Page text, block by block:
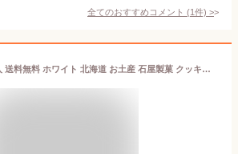
全てのおすすめコメント (1件) >
白い恋人 24枚入 送料無料 ホワイト 北海道 お土産 石屋製菓 クッキー ラングドシャ チョコ ギフト 贈り物 プレゼント お返し 祝い お年賀 ホワイトデー お彼岸 母の日 お中元 七五三